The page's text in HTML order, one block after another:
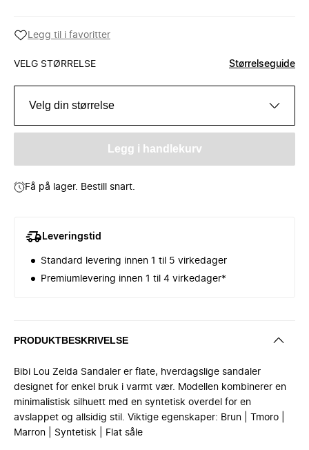
Legg til i favoritter
VELG STØRRELSE Størrelseguide
Velg din størrelse
Legg i handlekurv
Få på lager. Bestill snart.
Leveringstid
Standard levering innen 1 til 5 virkedager
Premiumlevering innen 1 til 4 virkedager*
PRODUKTBESKRIVELSE
Bibi Lou Zelda Sandaler er flate, hverdagslige sandaler
designet for enkel bruk i varmt vær. Modellen kombinerer en
minimalistisk silhuett med en syntetisk overdel for en
avslappet og allsidig stil. Viktige egenskaper: Brun | Tmoro |
Marron | Syntetisk | Flat såle